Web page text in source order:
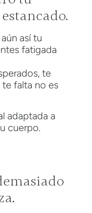
así tu
fatigada
te
falta no es
adaptada a
cuerpo.